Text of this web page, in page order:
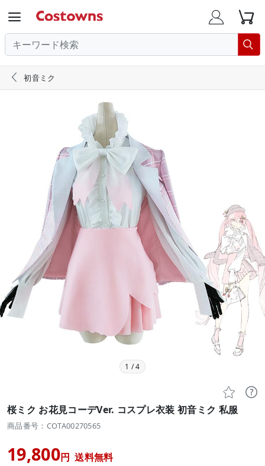
  

 初音ミク
1 /4
 
桜ミク お花見コーデVer. コスプレ衣装 初音ミク 私服
商品番号：COTA00270565
19,800円 送料無料